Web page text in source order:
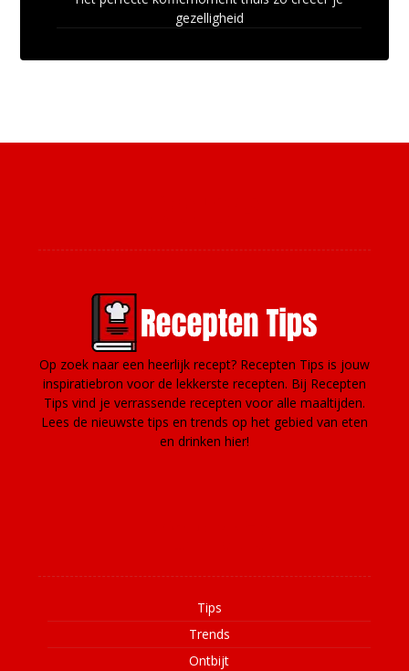
gezelligheid
Op zoek naar een heerlijk recept? Recepten Tips is jouw
inspiratiebron voor de lekkerste recepten. Bij Recepten
Tips vind je verrassende recepten voor alle maaltijden.
Lees de nieuwste tips en trends op het gebied van eten
en drinken hier!
Tips
Trends
Ontbijt